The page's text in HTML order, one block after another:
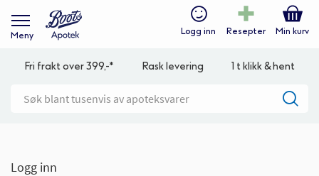
Meny Logg inn Resepter Min kurv
Fri frakt over 399,-* Rask levering 1 t klikk & hent
Logg inn